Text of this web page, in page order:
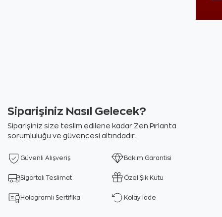
Siparişiniz Nasıl Gelecek?
Siparişiniz size teslim edilene kadar Zen Pırlanta
sorumluluğu ve güvencesi altındadır.
Güvenli Alışveriş Bakım Garantisi
Sigortalı Teslimat Özel Şık Kutu
Hologramlı Sertifika Kolay İade